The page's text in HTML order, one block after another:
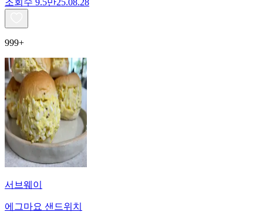
999+
서브웨이
에그마요 샌드위치